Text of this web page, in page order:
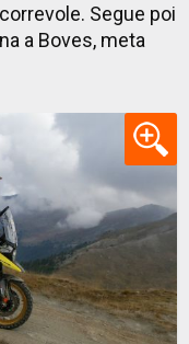
Segue poi
a Boves, meta